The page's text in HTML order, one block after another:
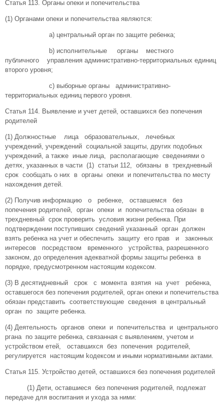
Статья 113. Органы опеки и попечительства
(1) Органами опеки и попечительства являются:
а) центральный орган по защите ребенка;
b) исполнительные органы местного
публичного управления административно-территориальных единиц
второго уровня;
с) выборные органы административно-
территориальных единиц первого уровня.
Статья 114. Выявление и учет детей, оставшихся без попечения
родителей
(1) Должностные лица образовательных, лечебных
учреждений, учреждений социальной защиты, других подобных
учреждений, а также иные лица, располагающие сведениями о
детях, указанных в части (1) статьи 112, обязаны в трехдневный
срок сообщать о них в органы опеки и попечительства по месту
нахождения детей.
(2) Получив информацию о ребенке, оставшемся без
попечения родителей, орган опеки и попечительства обязан в
трехдневный срок проверить условия жизни ребенка. При
подтверждении поступивших сведений указанный орган должен
взять ребенка на учет и обеспечить защиту его прав и законных
интересов посредством временного устройства, разрешенного
законом, до определения адекватной формы защиты ребенка в
порядке, предусмотренном настоящим кодексом.
(3) В десятидневный срок с момента взятия на учет ребенка,
оставшегося без попечения родителей, орган опеки и попечительства
обязан представить соответствующие сведения в центральный
орган по защите ребенка.
(4) Деятельность органов опеки и попечительства и центрального
ргана по защите ребенка, связанная с выявлением, учетом и
устройством етей, оставшихся без попечения родителей,
регулируется настоящим koдексом и иными нормативными актами.
Статья 115. Устройство детей, оставшихся без попечения родителей
(1) Дети, оставшиеся без попечения родителей, подлежат
передаче для воспитания и ухода за ними: